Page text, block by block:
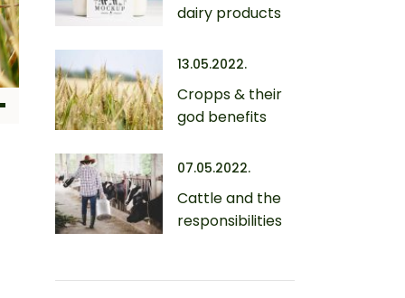
dairy products
13.05.2022.
Cropps & their
god benefits
07.05.2022.
Cattle and the
responsibilities